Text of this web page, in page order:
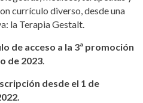
currículo diverso, desde una
la Terapia Gestalt.
de acceso a la 3ª promoción
de 2023
desde el 1 de